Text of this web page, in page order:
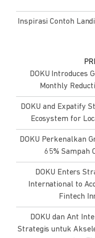
Inspirasi Contoh
DOKU Introduces
Monthly
DOKU and Expatify
Ecosystem for
DOKU Perkenalkan
65% Sampah
DOKU Enters
International to
Fintech
DOKU dan Ant
Strategis untuk